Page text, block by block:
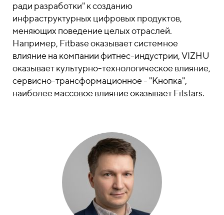
ради разработки" к созданию
инфраструктурных цифровых продуктов,
меняющих поведение целых отраслей.
Например, Fitbase оказывает системное
влияние на компании фитнес-индустрии, VIZHU
оказывает культурно-технологическое влияние,
сервисно-трансформационное - "Кнопка",
наиболее массовое влияние оказывает Fitstars.